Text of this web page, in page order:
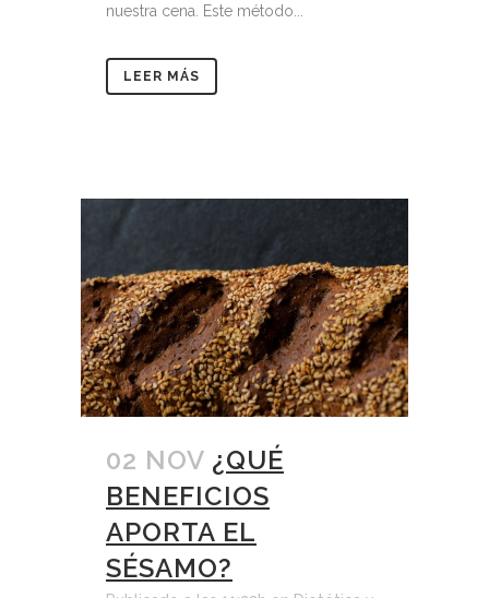
nuestra cena. Este método...
LEER MÁS
02 NOV ¿QUÉ
BENEFICIOS
APORTA EL
SÉSAMO?